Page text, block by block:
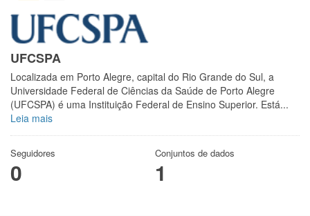
UFCSPA
Localizada em Porto Alegre, capital do Rio Grande do Sul, a
Universidade Federal de Ciências da Saúde de Porto Alegre
(UFCSPA) é uma Instituição Federal de Ensino Superior. Está...
Leia mais
Seguidores
0
Conjuntos de dados
1